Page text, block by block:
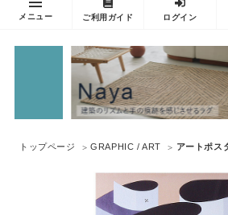
メニュー ご利用ガイド ログイン
トップページ GRAPHIC / ART アートポ